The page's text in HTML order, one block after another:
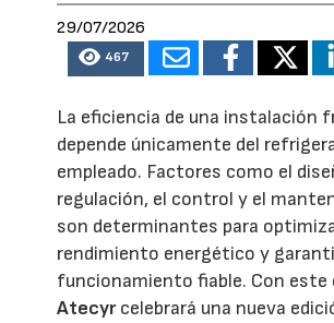
29/07/2026
467
La eficiencia de una instalación
depende únicamente del
empleado. Factores como el
regulación, el control y el
son determinantes para
rendimiento energético y
funcionamiento fiable. Con este
Atecyrcelebrará una nueva